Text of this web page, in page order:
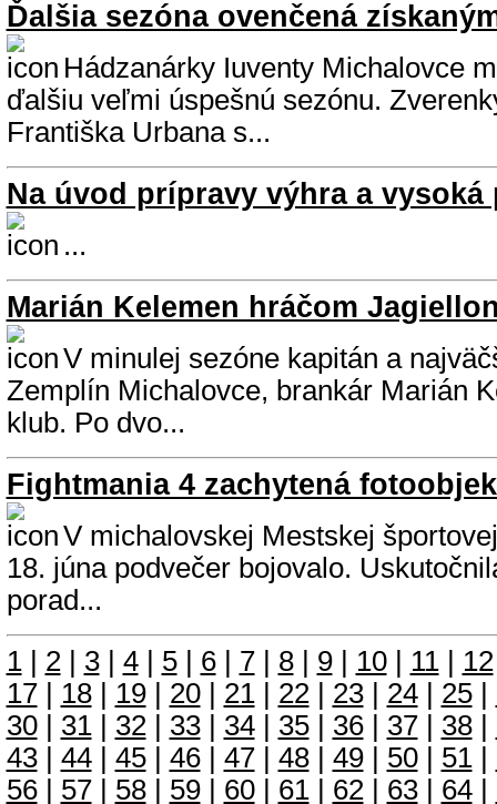
Ďalšia sezóna ovenčená
Hádzanárky Iuventy Michalovce
ďalšiu veľmi úspešnú sezónu.
Františka Urbana s...
Na úvod prípravy výhra a vysoká
...
Marián Kelemen hráčom
V minulej sezóne kapitán a
Zemplín Michalovce, brankár Marián
klub. Po dvo...
Fightmania 4 zachytená
V michalovskej Mestskej
18. júna podvečer bojovalo.
porad...
1| 2| 3| 4| 5| 6| 7| 8| 9| 10| 11| 12
17| 18| 19| 20| 21| 22| 23| 24| 25|
30| 31| 32| 33| 34| 35| 36| 37| 38|
43| 44| 45| 46| 47| 48| 49| 50| 51|
56| 57| 58| 59| 60| 61| 62| 63| 64|